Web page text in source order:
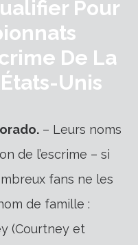
Pour
De La
Unis
– Leurs noms
de l’escrime – si
fans ne les
de famille :
(Courtney et